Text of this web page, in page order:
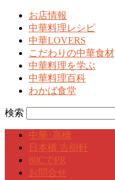
お店情報
中華料理レシピ
中華LOVERS
こだわりの中華食材
中華料理を学ぶ
中華料理百科
わかば食堂
検索
中華･高橋
日本橋 古樹軒
80CでPR
お問合せ